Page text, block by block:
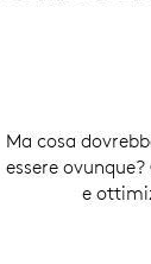
Ma cosa
essere
e